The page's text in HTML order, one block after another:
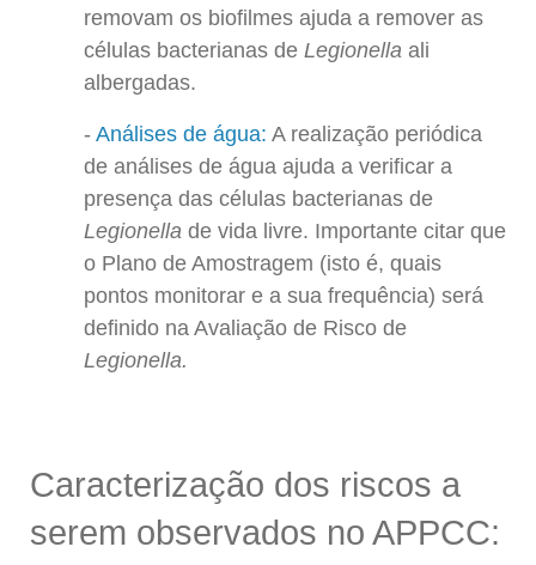
removam os biofilmes ajuda a remover as
células bacterianas de Legionella ali
albergadas.
Análises de água: A realização periódica
de análises de água ajuda a verificar a
presença das células bacterianas de
Legionella de vida livre. Importante citar que
o Plano de Amostragem (isto é, quais
pontos monitorar e a sua frequência) será
definido na Avaliação de Risco de
Legionella.
Caracterização dos riscos a
serem observados no APPCC: